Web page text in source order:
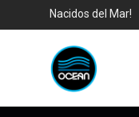
Nacidos del Mar!